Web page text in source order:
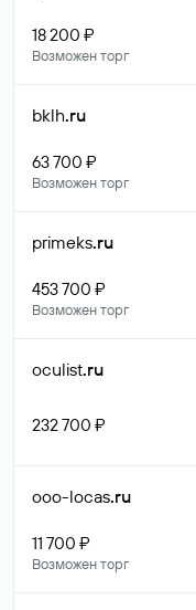
18 200 ₽
Возможен торг
bklh.ru
63 700 ₽
Возможен торг
primeks.ru
453 700 ₽
Возможен торг
oculist.ru
232 700 ₽
ooo-locas.ru
11 700 ₽
Возможен торг